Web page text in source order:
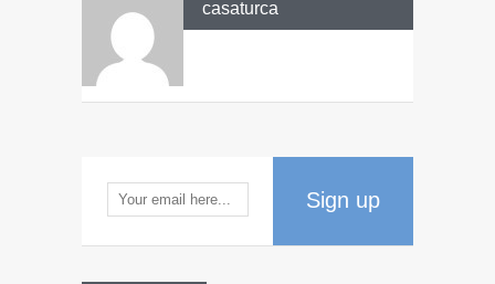
casaturca
Sign up